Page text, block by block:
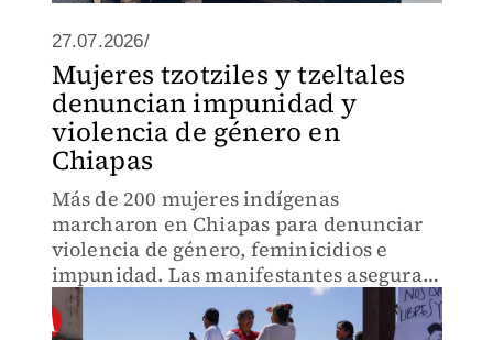
27.07.2026/
Mujeres tzotziles y tzeltales
denuncian impunidad y
violencia de género en
Chiapas
Más de 200 mujeres indígenas
marcharon en Chiapas para denunciar
violencia de género, feminicidios e
impunidad. Las manifestantes aseguran
que muchas investigaciones nunca
llegan a resolverse.